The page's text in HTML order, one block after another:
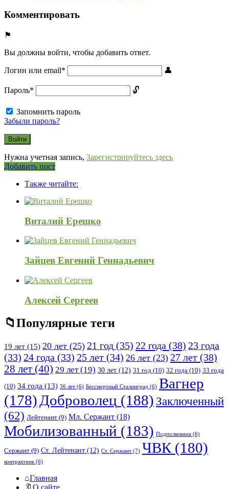
Комментировать
Вы должны войти, чтобы добавить ответ.
Логин или email*
Пароль*
Запомнить пароль
Забыли пароль?
Нужна учетная запись, Зарегистрируйтесь здесь
Боковая
Добавить пост
120x600Также читайте:
Виталий Ерешко
Зайцев Евгений Геннадьевич
Алексей Сергеев
Популярные теги
19 лет (15) 20 лет (25) 21 год (35) 22 года (38) 23 года
(33) 24 года (33) 25 лет (34) 26 лет (23) 27 лет (38)
28 лет (40) 29 лет(19) 30 лет (12) 31 год (10) 32 года (10) 33 года
(10) 34 года (13) 36 лет (6) Бессмертный Сталинград (6) Вагнер
(178)Доброволец (188) Заключенный
(62) Лейтенант (9) Мл. Сержант (18)
Мобилизованный (183) Подполковник(6)
Сержант (9) Ст. Лейтенант (12) Ст. Сержант (7) ЧВК(180)
контрактник(6)
Исследовать
Главная